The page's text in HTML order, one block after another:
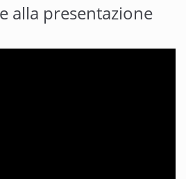
alla presentazione